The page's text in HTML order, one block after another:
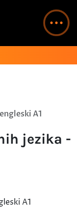
A1
jezika -